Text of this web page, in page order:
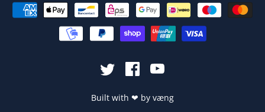
Built with ❤ by væng